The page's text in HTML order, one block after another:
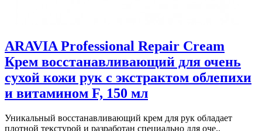
ARAVIA Professional Repair Cream
Крем восстанавливающий для очень
сухой кожи рук с экстрактом облепихи
и витамином F, 150 мл
Уникальный восстанавливающий крем для рук обладает
плотной текстурой и разработан специально для оче..